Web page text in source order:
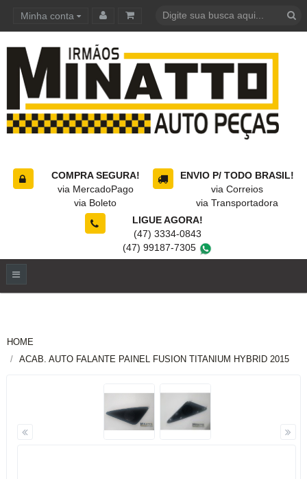
Minha conta
COMPRA SEGURA!
via MercadoPago
via Boleto
ENVIO P/ TODO BRASIL!
via Correios
via Transportadora
LIGUE AGORA!
(47) 3334-0843
(47) 99187-7305
HOME
ACAB. AUTO FALANTE PAINEL FUSION TITANIUM HYBRID 2015